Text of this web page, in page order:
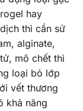
hay
thì cần sử
alginate,
mô chết thì
loại bỏ lớp
vết thương
khả năng